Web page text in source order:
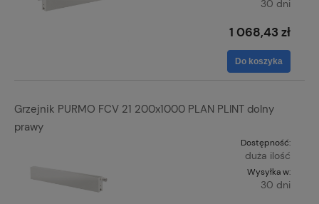
30 dni
1 068,43 zł
Do koszyka
Grzejnik PURMO FCV 21 200x1000 PLAN PLINT dolny
prawy
Dostępność:
duża ilość
Wysyłka w:
30 dni